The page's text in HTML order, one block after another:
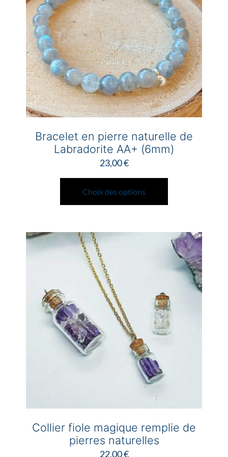
Bracelet en pierre naturelle de
Labradorite AA+ (6mm)
23,00€
Choix des options
Ce
a
variations.
Les
options
peuvent
choisies
sur
la
Collier fiole magique remplie de
pierres naturelles
22,00€